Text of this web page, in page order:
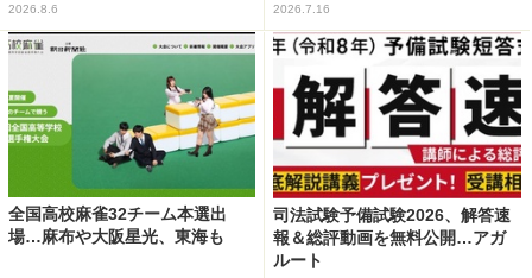
2026.8.6 2026.7.16
全国高校麻雀32チーム本選出
場…麻布や大阪星光、東海も
司法試験予備試験2026、解答速
報＆総評動画を無料公開…アガ
ルート